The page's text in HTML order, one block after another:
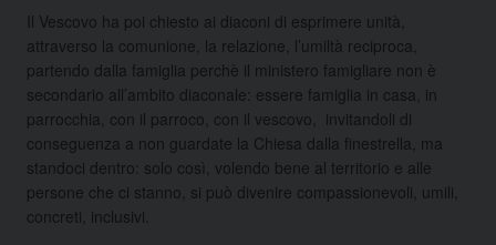
Il Vescovo ha poi chiesto ai diaconi di esprimere unità,
attraverso la comunione, la relazione, l’umiltà reciproca,
partendo dalla famiglia perchè il ministero famigliare non è
secondario all’ambito diaconale: essere famiglia in casa, in
parrocchia, con il parroco, con il vescovo, invitandoli di
conseguenza a non guardate la Chiesa dalla finestrella, ma
standoci dentro: solo così, volendo bene al territorio e alle
persone che ci stanno, si può divenire compassionevoli, umili,
concreti, inclusivi.